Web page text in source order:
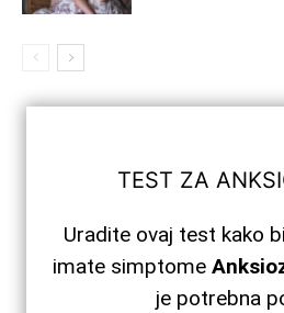
TEST ZA
Uradite ovaj test kako
imate simptome
je potrebna